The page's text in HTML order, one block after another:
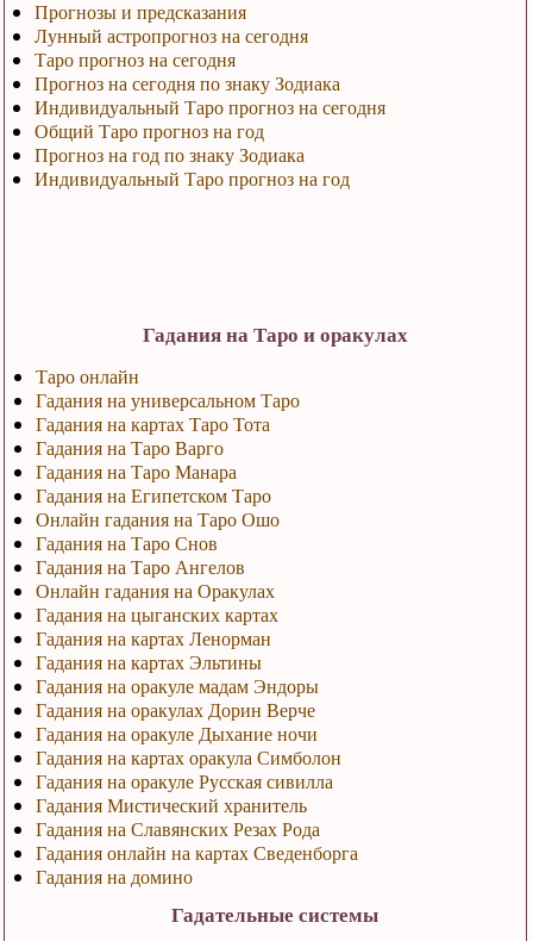
Прогнозы и предсказания
Лунный астропрогноз на сегодня
Таро прогноз на сегодня
Прогноз на сегодня по знаку Зодиака
Индивидуальный Таро прогноз на сегодня
Общий Таро прогноз на год
Прогноз на год по знаку Зодиака
Индивидуальный Таро прогноз на год
Гадания на Таро и оракулах
Таро онлайн
Гадания на универсальном Таро
Гадания на картах Таро Тота
Гадания на Таро Варго
Гадания на Таро Манара
Гадания на Египетском Таро
Онлайн гадания на Таро Ошо
Гадания на Таро Снов
Гадания на Таро Ангелов
Онлайн гадания на Оракулах
Гадания на цыганских картах
Гадания на картах Ленорман
Гадания на картах Эльтины
Гадания на оракуле мадам Эндоры
Гадания на оракулах Дорин Верче
Гадания на оракуле Дыхание ночи
Гадания на картах оракула Симболон
Гадания на оракуле Русская сивилла
Гадания Мистический хранитель
Гадания на Славянских Резах Рода
Гадания онлайн на картах Сведенборга
Гадания на домино
Гадательные системы